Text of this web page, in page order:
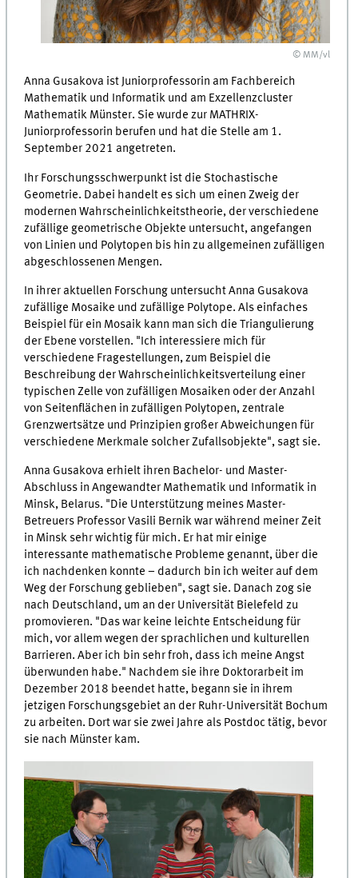
© MM/vl
Anna Gusakova ist Juniorprofessorin am Fachbereich
Mathematik und Informatik und am Exzellenzcluster
Mathematik Münster. Sie wurde zur MATHRIX-
Juniorprofessorin berufen und hat die Stelle am 1.
September 2021 angetreten.
Ihr Forschungsschwerpunkt ist die Stochastische
Geometrie. Dabei handelt es sich um einen Zweig der
modernen Wahrscheinlichkeitstheorie, der verschiedene
zufällige geometrische Objekte untersucht, angefangen
von Linien und Polytopen bis hin zu allgemeinen zufälligen
abgeschlossenen Mengen.
In ihrer aktuellen Forschung untersucht Anna Gusakova
zufällige Mosaike und zufällige Polytope. Als einfaches
Beispiel für ein Mosaik kann man sich die Triangulierung
der Ebene vorstellen. "Ich interessiere mich für
verschiedene Fragestellungen, zum Beispiel die
Beschreibung der Wahrscheinlichkeitsverteilung einer
typischen Zelle von zufälligen Mosaiken oder der Anzahl
von Seitenflächen in zufälligen Polytopen, zentrale
Grenzwertsätze und Prinzipien großer Abweichungen für
verschiedene Merkmale solcher Zufallsobjekte", sagt sie.
Anna Gusakova erhielt ihren Bachelor- und Master-
Abschluss in Angewandter Mathematik und Informatik in
Minsk, Belarus. "Die Unterstützung meines Master-
Betreuers Professor Vasili Bernik war während meiner Zeit
in Minsk sehr wichtig für mich. Er hat mir einige
interessante mathematische Probleme genannt, über die
ich nachdenken konnte – dadurch bin ich weiter auf dem
Weg der Forschung geblieben", sagt sie. Danach zog sie
nach Deutschland, um an der Universität Bielefeld zu
promovieren. "Das war keine leichte Entscheidung für
mich, vor allem wegen der sprachlichen und kulturellen
Barrieren. Aber ich bin sehr froh, dass ich meine Angst
überwunden habe." Nachdem sie ihre Doktorarbeit im
Dezember 2018 beendet hatte, begann sie in ihrem
jetzigen Forschungsgebiet an der Ruhr-Universität Bochum
zu arbeiten. Dort war sie zwei Jahre als Postdoc tätig, bevor
sie nach Münster kam.